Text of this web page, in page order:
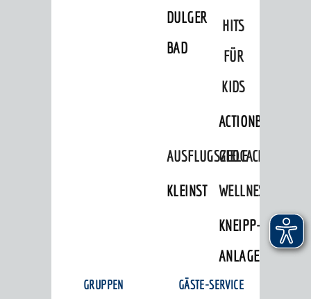
DULGER-
BAD
HITS
FÜR
KIDS
ACTIONBOUND
AUSFLUGSZIELE
KLEINSTADTPERLEN
GEOCACHING
WELLNESS
KNEIPP-
ANLAGE
GRUPPEN GÄSTE-SERVICE